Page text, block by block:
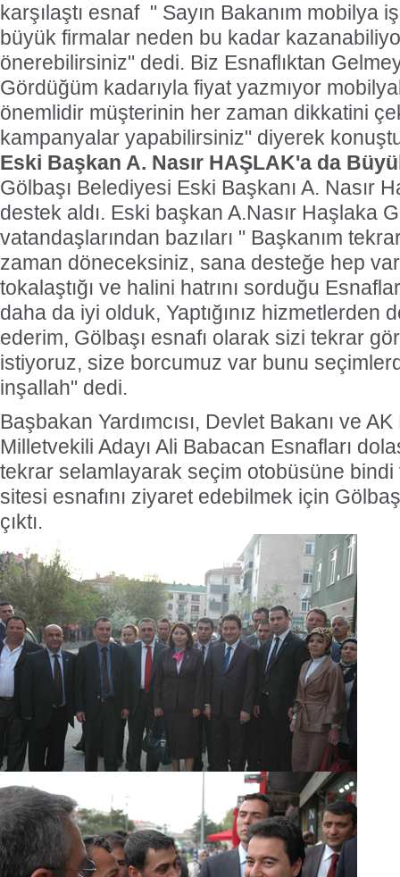
karşılaştı esnaf " Sayın Bakanım mobilya
büyük firmalar neden bu kadar
önerebilirsiniz" dedi. Biz Esnaflıktan
Gördüğüm kadarıyla fiyat yazmıyor
önemlidir müşterinin her zaman dikkatini
kampanyalar yapabilirsiniz" diyerek
Eski Başkan A. Nasır HAŞLAK'a da
Gölbaşı Belediyesi Eski Başkanı A. Nasır
destek aldı. Eski başkan A.Nasır Haşlaka
vatandaşlarından bazıları " Başkanım
zaman döneceksiniz, sana desteğe hep
tokalaştığı ve halini hatrını sorduğu
daha da iyi olduk, Yaptığınız hizmetlerden
ederim, Gölbaşı esnafı olarak sizi tekrar
istiyoruz, size borcumuz var bunu
inşallah" dedi.
Başbakan Yardımcısı, Devlet Bakanı ve
Milletvekili Adayı Ali Babacan Esnafları
tekrar selamlayarak seçim otobüsüne bindi
sitesi esnafını ziyaret edebilmek için
çıktı.